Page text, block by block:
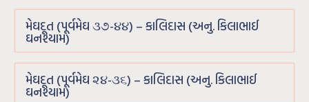
મેઘદૂત (પૂર્વમેઘ ૩૭-૪૪) – કાલિદાસ (અનુ. કિલાભાઈ
ઘનશ્યામ)
મેઘદૂત (પૂર્વમેઘ ૨૪-૩૬) – કાલિદાસ (અનુ. કિલાભાઈ
ઘનશ્યામ)